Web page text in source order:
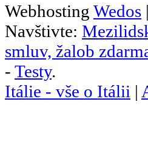
Webhosting Wedos
Navštivte:
smluv, žalob
- Testy.
Itálie - vše o Itálii |